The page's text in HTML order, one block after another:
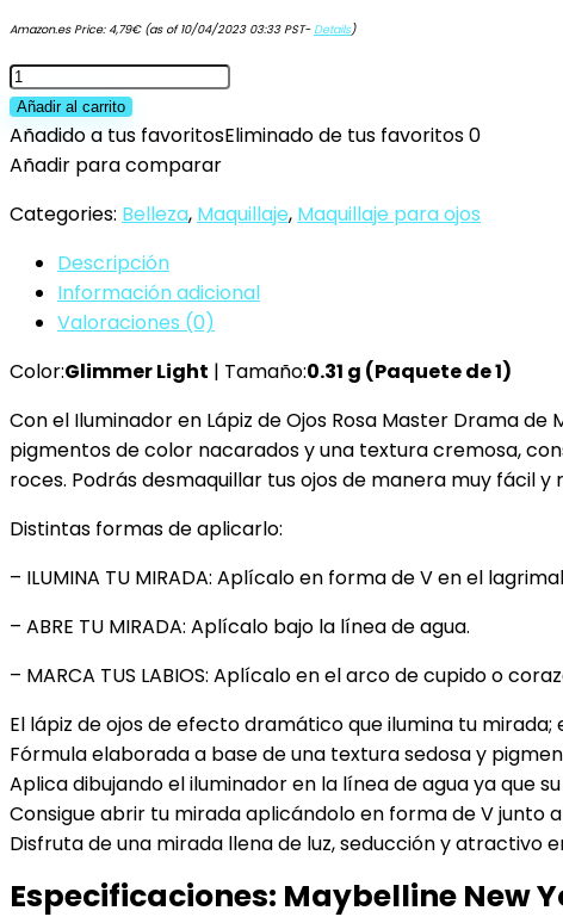
Amazon.es Price: 4,79€(as of 10/04/2023 03:33 PST-Details)
Maybelline
New
York
-
de
Ojos
Master
Drama,
Glimmer
25
cantidad
Añadir al carrito
Añadido a tus favoritosEliminado de tus favoritos0
Añadir para comparar
Categories: Belleza, Maquillaje, Maquillaje para ojos
Descripción
Información adicional
Valoraciones (0)
Color:Glimmer Light | Tamaño:0.31 g (Paquete de 1)
Con el Iluminador en Lápiz de Ojos Rosa Master Drama
pigmentos de color nacarados y una textura cremosa,
roces. Podrás desmaquillar tus ojos de manera muy fácil
Distintas formas de aplicarlo:
– ILUMINA TU MIRADA: Aplícalo en forma de V en el
– ABRE TU MIRADA: Aplícalo bajo la línea de agua.
– MARCA TUS LABIOS: Aplícalo en el arco de cupido o
El lápiz de ojos de efecto dramático que ilumina tu
Fórmula elaborada a base de una textura sedosa y
Aplica dibujando el iluminador en la línea de agua ya que
Consigue abrir tu mirada aplicándolo en forma de V junto
Disfruta de una mirada llena de luz, seducción y atractivo
Especificaciones: Maybelline New